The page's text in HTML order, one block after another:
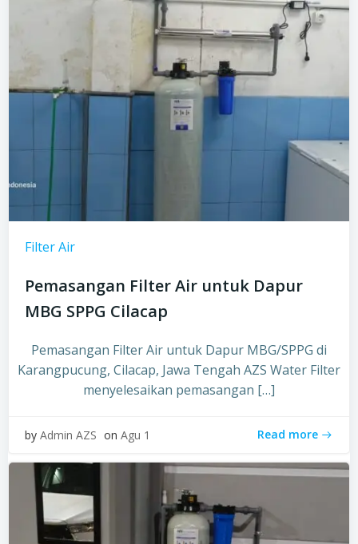
Filter Air
Pemasangan Filter Air untuk Dapur
MBG SPPG Cilacap
Pemasangan Filter Air untuk Dapur MBG/SPPG di
Karangpucung, Cilacap, Jawa Tengah AZS Water Filter
menyelesaikan pemasangan […]
by Admin AZS on Agu 1 Read more